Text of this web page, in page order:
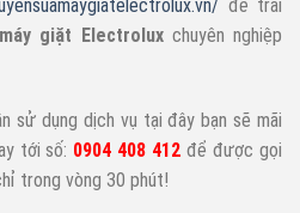
để trải
giặt Electroluxchuyên nghiệp
sử dụng dịch vụ tại đây bạn sẽ mãi
tới số: 0904 408 412 để được gọi
trong vòng 30 phút!